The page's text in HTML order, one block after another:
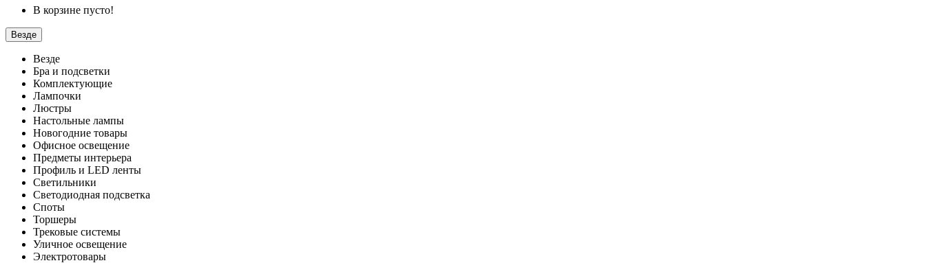
В корзине пусто!
Везде
Везде
Бра и подсветки
Комплектующие
Лампочки
Люстры
Настольные лампы
Новогодние товары
Офисное освещение
Предметы интерьера
Профиль и LED ленты
Светильники
Светодиодная подсветка
Споты
Торшеры
Трековые системы
Уличное освещение
Электротовары